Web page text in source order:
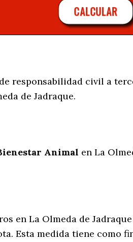
CALCULAR
responsabilidad civil a
de Jadraque.
Animal en La
en La Olmeda de
Esta medida tiene como